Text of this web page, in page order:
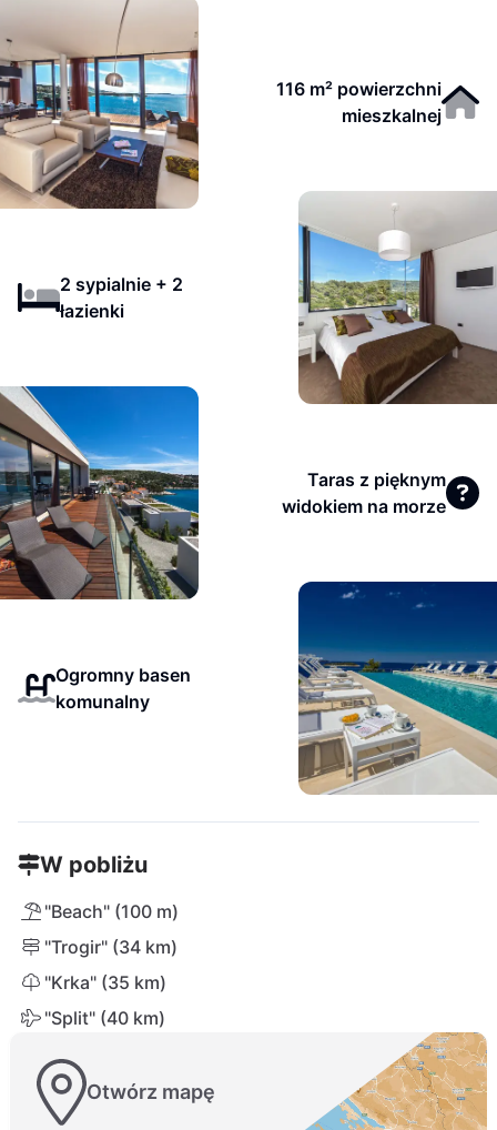
116 m² powierzchni
mieszkalnej
2 sypialnie + 2
łazienki
Taras z pięknym
widokiem na morze
Ogromny basen
komunalny
W pobliżu
"Beach" (100 m)
"Trogir" (34 km)
"Krka" (35 km)
"Split" (40 km)
Otwórz mapę